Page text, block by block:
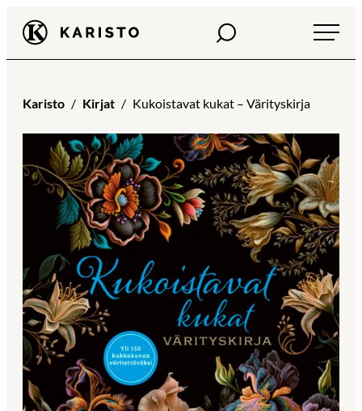
Siirry
suoraan
sisältöön
Karisto Haku
Karisto Kirjat Kukoistavat kukat – Värityskirja